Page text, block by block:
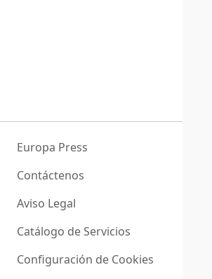
Europa Press
Contáctenos
Aviso Legal
Catálogo de Servicios
Configuración de Cookies